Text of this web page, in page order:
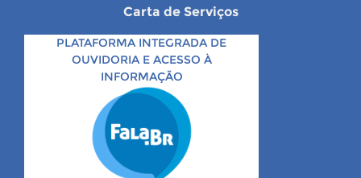
Carta de Serviços
PLATAFORMA INTEGRADA DE
OUVIDORIA E ACESSO À
INFORMAÇÃO